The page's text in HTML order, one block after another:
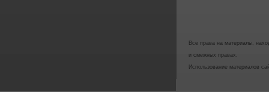
Все права на материалы,
и смежных правах.
Использование материалов